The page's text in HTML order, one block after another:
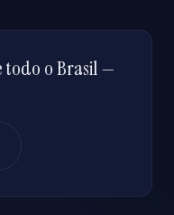
todo o Brasil —